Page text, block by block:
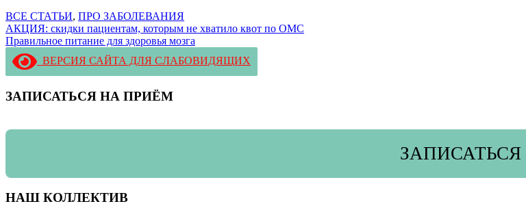
ВСЕ СТАТЬИ, ПРО ЗАБОЛЕВАНИЯ
Навигация
по
записям
АКЦИЯ: скидки пациентам, которым не хватило квот по ОМС
Правильное питание для здоровья мозга
ВЕРСИЯ САЙТА ДЛЯ СЛАБОВИДЯЩИХ
ЗАПИСАТЬСЯ НА ПРИЁМ
ЗАПИСАТЬСЯ
НАШ КОЛЛЕКТИВ